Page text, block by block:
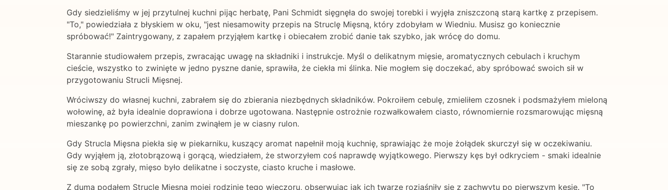
Gdy siedzieliśmy w jej przytulnej kuchni pijąc herbatę, Pani Schmidt sięgnęła do swojej torebki i wyjęła zniszczoną starą kartkę z przepisem.
"To," powiedziała z błyskiem w oku, "jest niesamowity przepis na Struclę Mięsną, który zdobyłam w Wiedniu. Musisz go koniecznie
spróbować!" Zaintrygowany, z zapałem przyjąłem kartkę i obiecałem zrobić danie tak szybko, jak wrócę do domu.
Starannie studiowałem przepis, zwracając uwagę na składniki i instrukcje. Myśl o delikatnym mięsie, aromatycznych cebulach i kruchym
cieście, wszystko to zwinięte w jedno pyszne danie, sprawiła, że ciekła mi ślinka. Nie mogłem się doczekać, aby spróbować swoich sił w
przygotowaniu Strucli Mięsnej.
Wróciwszy do własnej kuchni, zabrałem się do zbierania niezbędnych składników. Pokroiłem cebulę, zmieliłem czosnek i podsmażyłem mieloną
wołowinę, aż była idealnie doprawiona i dobrze ugotowana. Następnie ostrożnie rozwałkowałem ciasto, równomiernie rozsmarowując mięsną
mieszankę po powierzchni, zanim zwinąłem je w ciasny rulon.
Gdy Strucla Mięsna piekła się w piekarniku, kuszący aromat napełnił moją kuchnię, sprawiając że moje żołądek skurczył się w oczekiwaniu.
Gdy wyjąłem ją, złotobrązową i gorącą, wiedziałem, że stworzyłem coś naprawdę wyjątkowego. Pierwszy kęs był odkryciem - smaki idealnie
się ze sobą zgrały, mięso było delikatne i soczyste, ciasto kruche i masłowe.
Z dumą podałem Struclę Mięsną mojej rodzinie tego wieczoru, obserwując jak ich twarze rozjaśniły się z zachwytu po pierwszym kęsie. "To